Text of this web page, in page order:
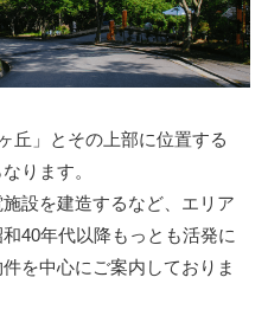
丘」とその上部に位置する
ります。
設を建造するなど、エリア
40年代以降もっとも活発に
を中心にご案内しておりま